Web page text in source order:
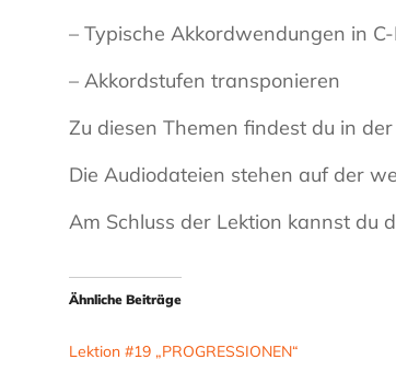
– Typische Akkordwendungen in
– Akkordstufen transponieren
Zu diesen Themen findest du in
Die Audiodateien stehen auf der
Am Schluss der Lektion kannst du
Ähnliche Beiträge
Lektion #19 „PROGRESSIONEN“